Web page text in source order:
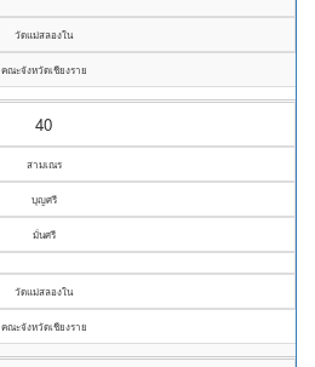
วัดแม่สลองใน
คณะจังหวัดเชียงราย
40
สามเณร
บุญศรี
มั่นศรี
วัดแม่สลองใน
คณะจังหวัดเชียงราย